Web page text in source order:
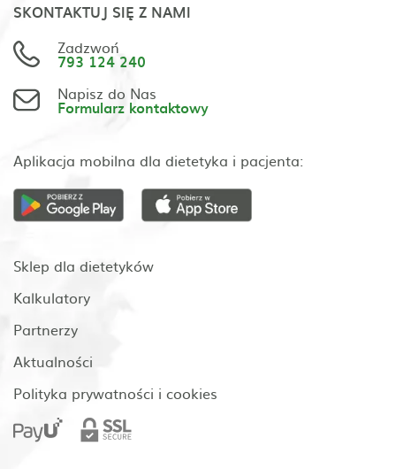
SKONTAKTUJ SIĘ Z NAMI
Zadzwoń
793 124 240
Napisz do Nas
Formularz kontaktowy
Aplikacja mobilna dla dietetyka i pacjenta:
Sklep dla dietetyków
Kalkulatory
Partnerzy
Aktualności
Polityka prywatności i cookies